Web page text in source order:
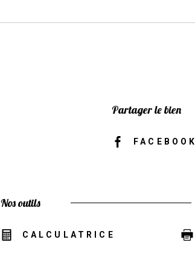
Partager le bien
FACEBOOK
Nos outils
CALCULATRICE